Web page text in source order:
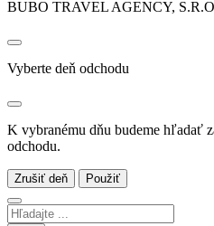
BUBO TRAVEL AGENCY,
Vyberte deň odchodu
K vybranému dňu budeme hľadať
odchodu.
Zrušiť deň Použiť